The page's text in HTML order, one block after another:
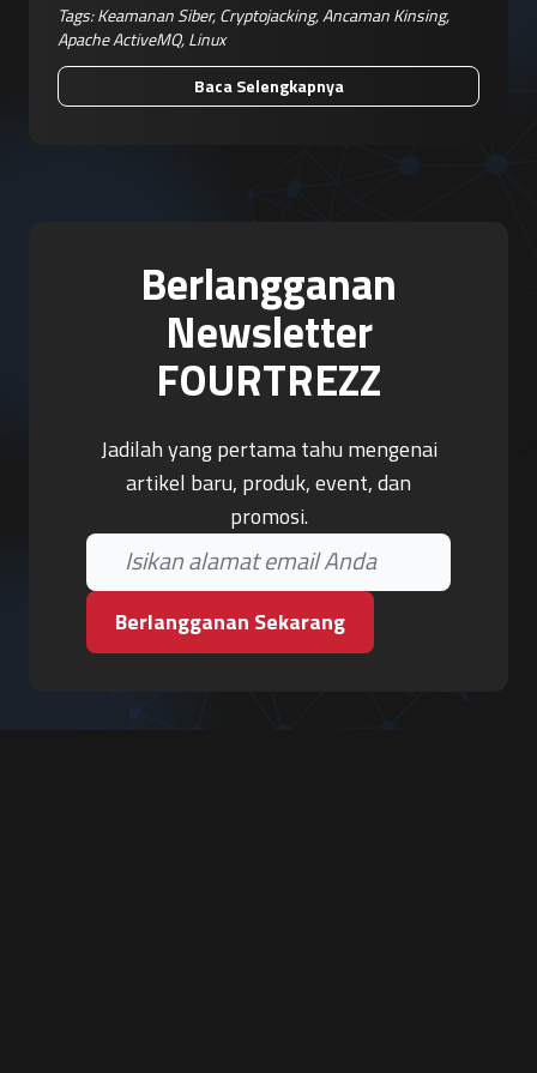
Tags:Keamanan Siber,Cryptojacking,Ancaman Kinsing,
Apache ActiveMQ,Linux
Baca Selengkapnya
Berlangganan
Newsletter
FOURTREZZ
Jadilah yang pertama tahu mengenai
artikel baru, produk, event, dan
promosi.
Berlangganan Sekarang